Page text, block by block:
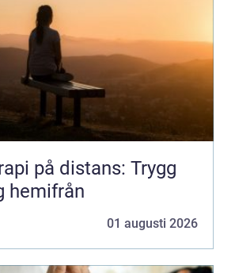
på distans: Trygg
hemifrån
01 augusti 2026